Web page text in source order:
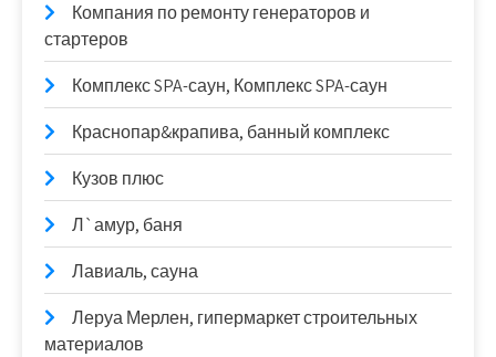
Компания по ремонту генераторов и
стартеров
Комплекс SPA-саун, Комплекс SPA-саун
Краснопар&крапива, банный комплекс
Кузов плюс
Л`амур, баня
Лавиаль, сауна
Леруа Мерлен, гипермаркет строительных
материалов